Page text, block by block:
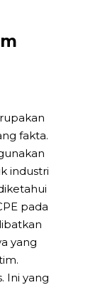
fakta.
industri
pada
yang
Ini yang